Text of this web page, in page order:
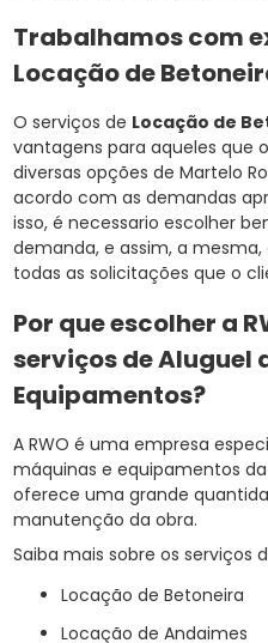
Trabalhamos com
Locação de
O serviços de Locação de
vantagens para aqueles que
diversas opções de Martelo
acordo com as demandas
isso, é necessario escolher
demanda, e assim, a
todas as solicitações que o
Por que escolher a
serviços de Aluguel
Equipamentos?
A RWO é uma empresa
máquinas e equipamentos
oferece uma grande
manutenção da obra.
Saiba mais sobre os serviços
Locação de Betoneira
Locação de Andaimes